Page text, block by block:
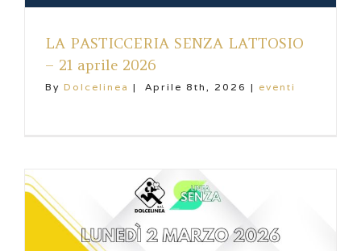
LA PASTICCERIA SENZA LATTOSIO
– 21 aprile 2026
By Dolcelinea | Aprile 8th, 2026 | eventi